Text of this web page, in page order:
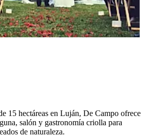
15 hectáreas en Luján, De Campo ofrece
salón y gastronomía criolla para
de naturaleza.